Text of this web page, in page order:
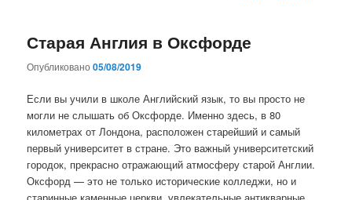
Старая Англия в Оксфорде
Опубликовано05/08/2019
Если вы учили в школе Английский язык, то вы просто не
могли не слышать об Оксфорде. Именно здесь, в 80
километрах от Лондона, расположен старейший и самый
первый университет в стране. Это важный университетский
городок, прекрасно отражающий атмосферу старой Англии.
Оксфорд — это не только исторические колледжи, но и